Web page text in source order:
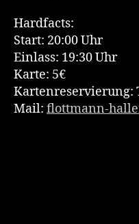
Hardfacts:
Start: 20:00 Uhr
Einlass: 19:30 Uhr
Karte: 5€
Kartenreservierung:
Mail: flottmann-